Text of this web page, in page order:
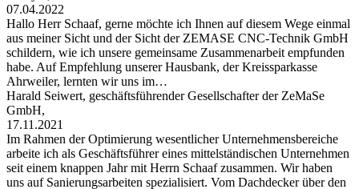
07.04.2022
Hallo Herr Schaaf, gerne möchte ich Ihnen auf diesem Wege einmal
aus meiner Sicht und der Sicht der ZEMASE CNC-Technik GmbH
schildern, wie ich unsere gemeinsame Zusammenarbeit empfunden
habe. Auf Empfehlung unserer Hausbank, der Kreissparkasse
Ahrweiler, lernten wir uns im…
Harald Seiwert, geschäftsführender Gesellschafter der ZeMaSe
GmbH,
17.11.2021
Im Rahmen der Optimierung wesentlicher Unternehmensbereiche
arbeite ich als Geschäftsführer eines mittelständischen Unternehmen
seit einem knappen Jahr mit Herrn Schaaf zusammen. Wir haben
uns auf Sanierungsarbeiten spezialisiert. Vom Dachdecker über den